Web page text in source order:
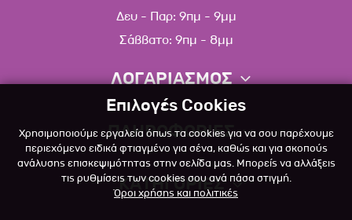
Δευ - Παρ: 9πμ - 9μμ
Σάββατο: 9πμ - 8μμ
ΛΟΓΑΡΙΑΣΜΟΣ
Πληροφορίες λογαριασμού
Λίστα αγαπημένων
Πολιτική επιστροφών
ΠΛΗΡΟΦΟΡΙΕΣ
Σχετικά
Επικοινωνία
ΚΑΤΗΓΟΡΙΕΣ
Επιλογές Cookies
Χρησιμοποιούμε εργαλεία όπως τα cookies για να σου παρέχουμε
περιεχόμενο ειδικά φτιαγμένο για σένα, καθώς και για σκοπούς
ανάλυσης επισκεψιμότητας στην σελίδα μας. Μπορείς να αλλάξεις
τις ρυθμίσεις των cookies σου ανά πάσα στιγμή.
Όροι χρήσης και πολιτικές